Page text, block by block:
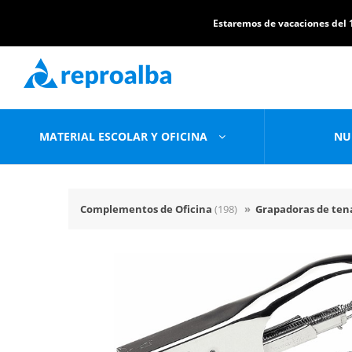
Estaremos de vacaciones del
MATERIAL ESCOLAR Y OFICINA
Complementos de Oficina (198) » Grapadoras de